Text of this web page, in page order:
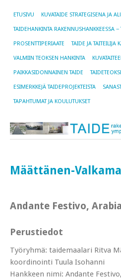
ETUSIVU KUVATAIDE STRATEGISENA JA
TAIDEHANKINTA RAKENNUSHANKKEESSA
PROSENTTIPERIAATE TAIDE JA TAITEILIJA
VALMIIN TEOKSEN HANKINTA
PAIKKASIDONNAINEN TAIDE
ESIMERKKEJÄ TAIDEPROJEKTEISTA
TAPAHTUMAT JA KOULUTUKSET
Määttänen-
Andante Festivo,
Perustiedot
Työryhmä: taidemaalari Ritva
koordinointi Tuula Isohanni
Hankkeen nimi: Andante